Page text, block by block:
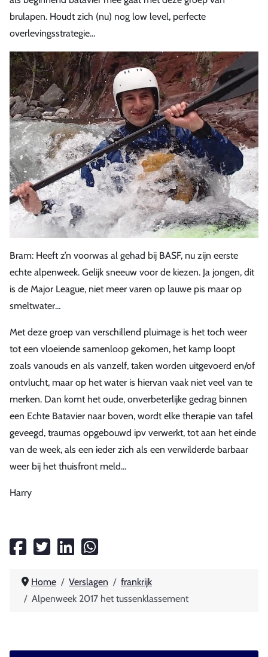
brulapen. Houdt zich (nu) nog low level, perfecte
overlevingsstrategie…
Bram: Heeft z’n voorwas al gehad bij BASF, nu zijn eerste
echte alpenweek. Gelijk sneeuw voor de kiezen. Ja jongen, dit
is de Major League, niet meer varen op lauwe pis maar op
smeltwater…
Met deze groep van verschillend pluimage is het toch weer
tot een vloeiende samenloop gekomen, het kamp loopt
zoals vanouds en als vanzelf, taken worden uitgevoerd en/of
ontvlucht, maar op het water is hiervan vaak niet veel van te
merken. Dan komt het oude, onverbeterlijke gedrag binnen
een Echte Batavier naar boven, wordt elke therapie van tafel
geveegd, traumas opgebouwd ipv verwerkt, tot aan het einde
van de week, als een ieder zich als een verwilderde barbaar
weer bij het thuisfront meld…
Harry
Home Verslagen
frankrijk
Alpenweek 2017 het tussenklassement